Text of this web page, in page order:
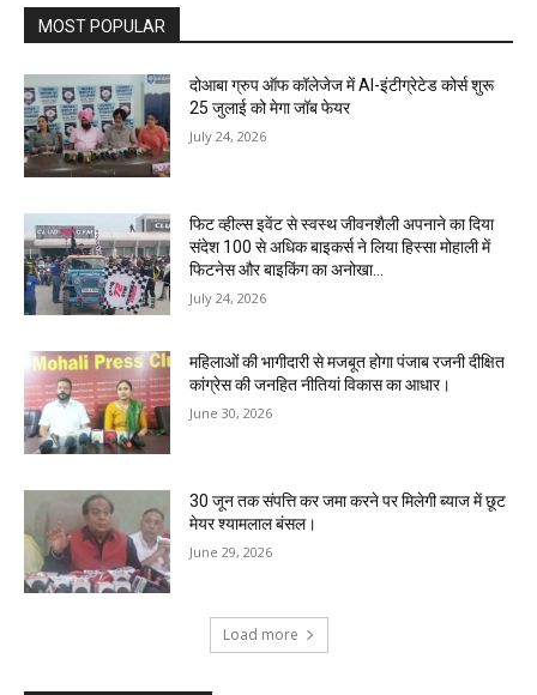
MOST POPULAR
दोआबा ग्रुप ऑफ कॉलेजेज में AI-इंटीग्रेटेड कोर्स शुरू
25 जुलाई को मेगा जॉब फेयर
July 24, 2026
फिट व्हील्स इवेंट से स्वस्थ जीवनशैली अपनाने का दिया
संदेश 100 से अधिक बाइकर्स ने लिया हिस्सा मोहाली में
फिटनेस और बाइकिंग का अनोखा...
July 24, 2026
महिलाओं की भागीदारी से मजबूत होगा पंजाब रजनी दीक्षित
कांग्रेस की जनहित नीतियां विकास का आधार।
June 30, 2026
30 जून तक संपत्ति कर जमा करने पर मिलेगी ब्याज में छूट
मेयर श्यामलाल बंसल।
June 29, 2026
Load more